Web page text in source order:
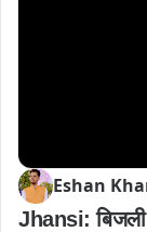
Eshan
Jhansi: बिजली